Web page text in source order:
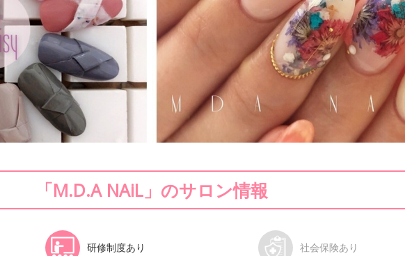
「M.D.A NAiL」のサロン情報
研修制度あり 社会保険あり